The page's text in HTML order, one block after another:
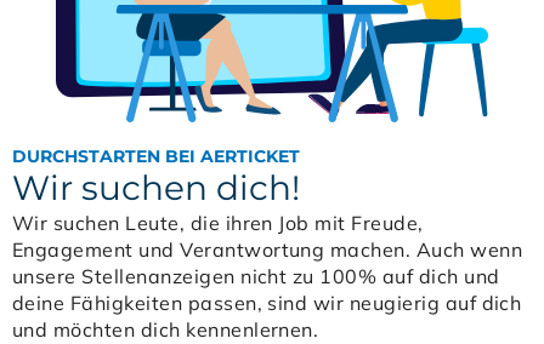
Wir suchen dich!
DURCHSTARTEN BEI AERTICKET
Wir suchen Leute, die ihren Job mit Freude,
Engagement und Verantwortung machen. Auch wenn
unsere Stellenanzeigen nicht zu 100% auf dich und
deine Fähigkeiten passen, sind wir neugierig auf dich
und möchten dich kennenlernen.